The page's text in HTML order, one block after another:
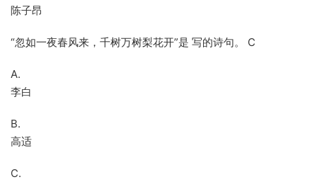
陈子昂
“忽如一夜春风来，千树万树梨花开”是 写的诗句。 C
A.
李白
B.
高适
C.